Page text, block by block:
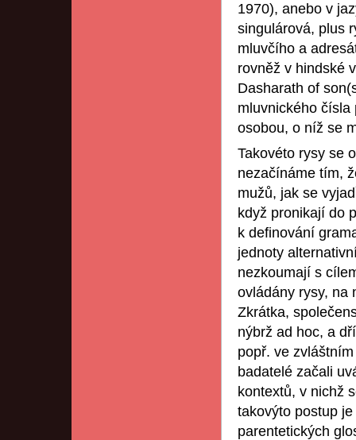
1970), anebo v
singulárová, plus
mluvčího a
rovněž v hindské
Dasharath of
mluvnického čísla
osobou, o níž se
Takovéto rysy se
nezačínáme tím,
mužů, jak se
když pronikají do
k definování
jednoty
nezkoumají s
ovládány rysy, na
Zkrátka,
nýbrž ad hoc, a
popř. ve
badatelé začali
kontextů, v nichž
takovýto postup
parentetických